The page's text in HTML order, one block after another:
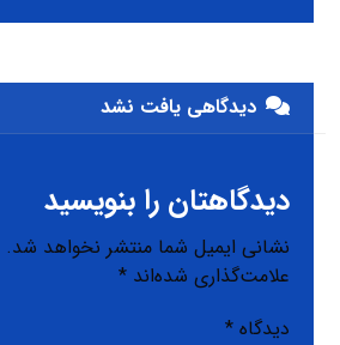
دیدگاهی یافت نشد
دیدگاهتان را بنویسید
نشانی ایمیل شما منتشر نخواهد شد.
علامت‌گذاری شده‌اند*
دیدگاه*